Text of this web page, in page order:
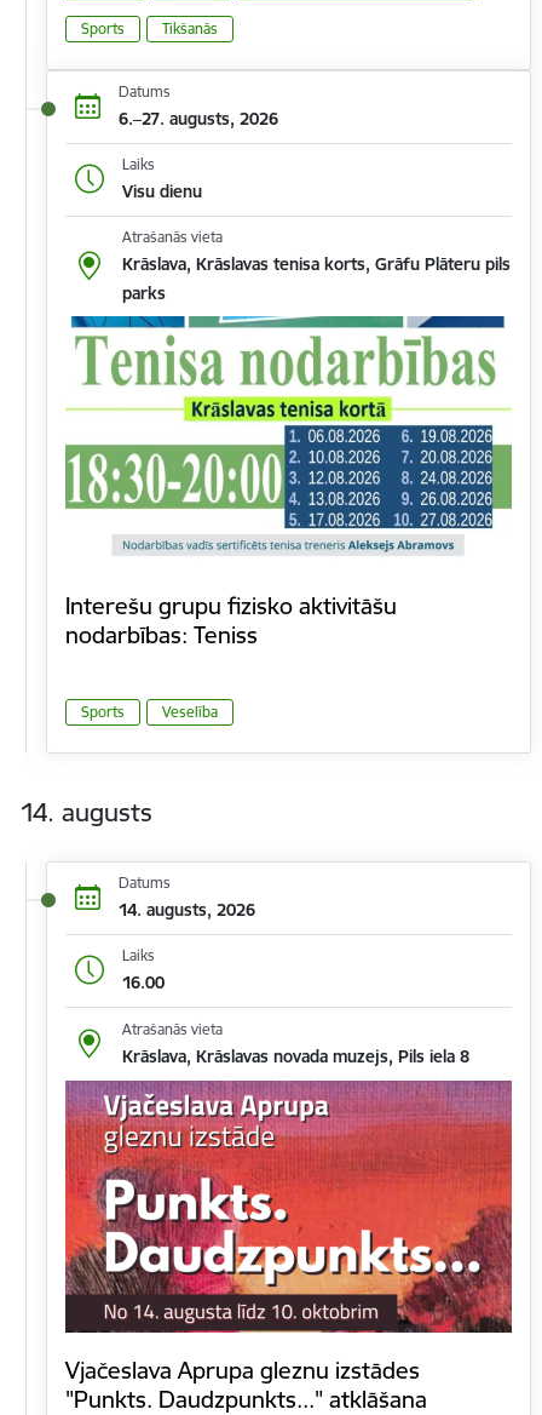
Sports Tikšanās
Datums
6.–27. augusts, 2026
Laiks
Visu dienu
Atrašanās vieta
Krāslava, Krāslavas tenisa korts, Grāfu Plāteru pils
parks
Interešu grupu fizisko aktivitāšu
nodarbības: Teniss
Sports Veselība
14. augusts
Datums
14. augusts, 2026
Laiks
16.00
Atrašanās vieta
Krāslava, Krāslavas novada muzejs, Pils iela 8
Vjačeslava Aprupa gleznu izstādes
"Punkts. Daudzpunkts..." atklāšana